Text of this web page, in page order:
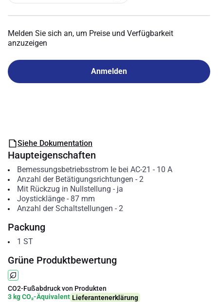
Melden Sie sich an, um Preise und Verfügbarkeit
anzuzeigen
Anmelden
Siehe Dokumentation
Haupteigenschaften
Bemessungsbetriebsstrom Ie bei AC-21 - 10 A
Anzahl der Betätigungsrichtungen - 2
Mit Rückzug in Nullstellung - ja
Joysticklänge- 87 mm
Anzahl der Schaltstellungen - 2
Packung
1 ST
Grüne Produktbewertung
CO2-Fußabdruck von Produkten
3 kg CO₂-Äquivalent Lieferantenerklärung